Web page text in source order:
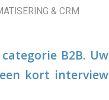
& CRM
B2B. Uw
kort interview